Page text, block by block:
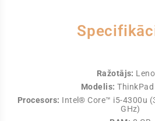
Ražotājs:
Modelis:
Procesors: Intel® Core™ i5-4300u
GHz)